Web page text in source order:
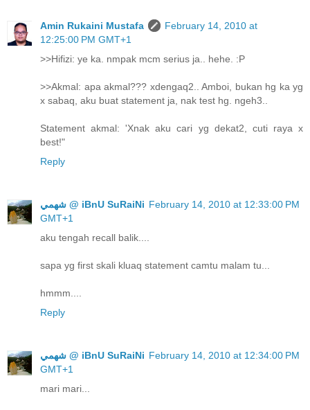
Amin Rukaini Mustafa
February 14, 2010 at
12:25:00 PM GMT+1
>>Hifizi: ye ka. nmpak mcm serius ja.. hehe. :P
>>Akmal: apa akmal??? xdengaq2.. Amboi, bukan hg ka yg
x sabaq, aku buat statement ja, nak test hg. ngeh3..
Statement akmal: 'Xnak aku cari yg dekat2, cuti raya x
best!"
Reply
ﺷﻬﻤﻲ @ iBnU SuRaiNi February 14, 2010 at 12:33:00 PM
GMT+1
aku tengah recall balik....
sapa yg first skali kluaq statement camtu malam tu...
hmmm....
Reply
ﺷﻬﻤﻲ @ iBnU SuRaiNi February 14, 2010 at 12:34:00 PM
GMT+1
mari mari...